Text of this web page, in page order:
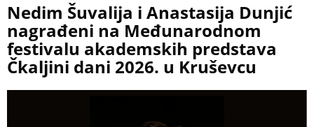
Nedim Šuvalija i Anastasija Dunjić
nagrađeni na Međunarodnom
festivalu akademskih predstava
Čkaljini dani 2026. u Kruševcu